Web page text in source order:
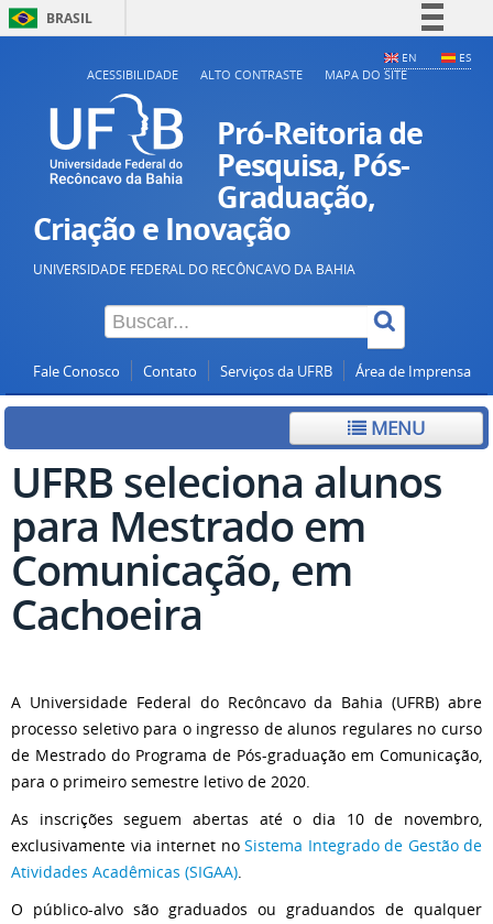
BRASIL
Simplifique!
Participe
Acesso à informação
Legislação
Canais
EN ES
ACESSIBILIDADE ALTO CONTRASTE MAPA DO SITE
Pró-Reitoria de
Pesquisa, Pós-
Graduação,
Criação e Inovação
UNIVERSIDADE FEDERAL DO RECÔNCAVO DA BAHIA
Fale Conosco Contato Serviços da UFRB Área de Imprensa
MENU
UFRB seleciona alunos
para Mestrado em
Comunicação, em
Cachoeira
A Universidade Federal do Recôncavo da Bahia (UFRB) abre
processo seletivo para o ingresso de alunos regulares no curso
de Mestrado do Programa de Pós-graduação em Comunicação,
para o primeiro semestre letivo de 2020.
As inscrições seguem abertas até o dia 10 de novembro,
exclusivamente via internet no Sistema Integrado de Gestão de
Atividades Acadêmicas (SIGAA).
O público-alvo são graduados ou graduandos de qualquer